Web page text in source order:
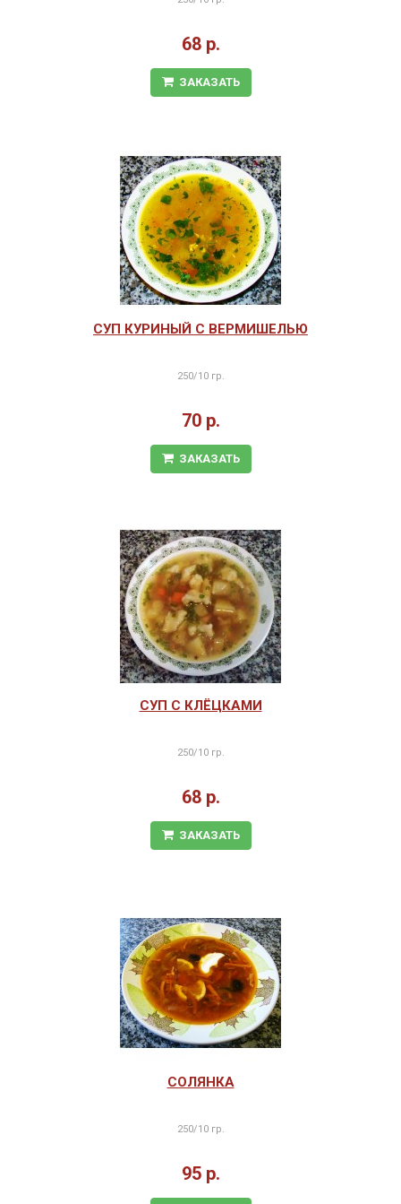
68 р.
ЗАКАЗАТЬ
СУП КУРИНЫЙ С ВЕРМИШЕЛЬЮ
250/10 гр.
70 р.
ЗАКАЗАТЬ
СУП С КЛЁЦКАМИ
250/10 гр.
68 р.
ЗАКАЗАТЬ
СОЛЯНКА
250/10 гр.
95 р.